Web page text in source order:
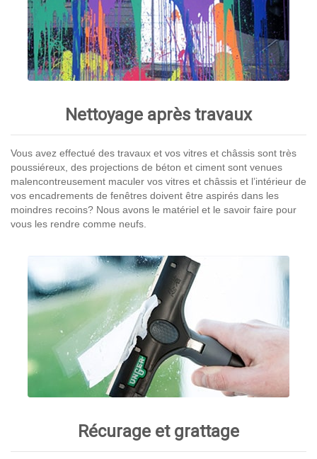
Nettoyage après travaux
Vous avez effectué des travaux et vos vitres et châssis sont très
poussiéreux, des projections de béton et ciment sont venues
malencontreusement maculer vos vitres et châssis et l’intérieur de
vos encadrements de fenêtres doivent être aspirés dans les
moindres recoins? Nous avons le matériel et le savoir faire pour
vous les rendre comme neufs.
Récurage et grattage